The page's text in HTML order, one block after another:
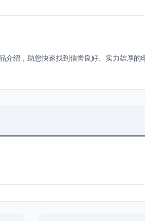
介绍，助您快速找到信誉良好、实力雄厚的